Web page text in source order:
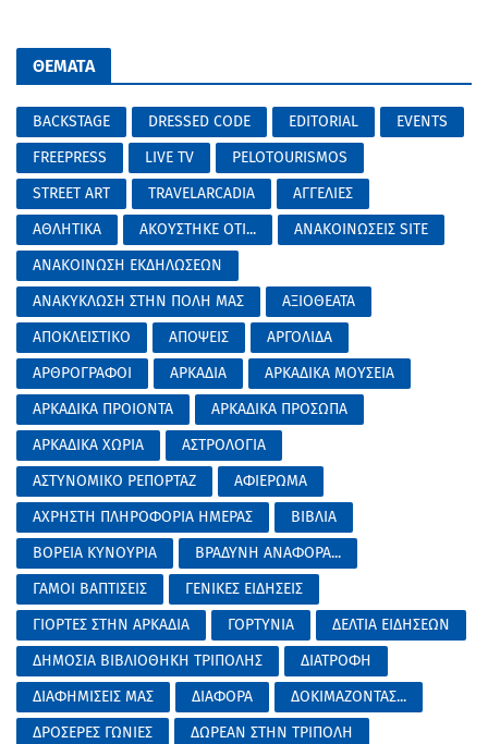
ΘΕΜΑΤΑ
BACKSTAGE DRESSED CODE EDITORIAL
EVENTS
FREEPRESS
LIVE TV
PELOTOURISMOS
STREET ART
TRAVELARCADIA
ΑΓΓΕΛΙΕΣ
ΑΘΛΗΤΙΚΑ
ΑΚΟΥΣΤΗΚΕ ΟΤΙ...
ΑΝΑΚΟΙΝΩΣΕΙΣ SITE
ΑΝΑΚΟΙΝΩΣΗ ΕΚΔΗΛΩΣΕΩΝ
ΑΝΑΚΥΚΛΩΣΗ ΣΤΗΝ ΠΟΛΗ ΜΑΣ
ΑΞΙΟΘΕΑΤΑ
ΑΠΟΚΛΕΙΣΤΙΚΟ
ΑΠΟΨΕΙΣ
ΑΡΓΟΛΙΔΑ
ΑΡΘΡΟΓΡΑΦΟΙ
ΑΡΚΑΔΙΑ
ΑΡΚΑΔΙΚΑ ΜΟΥΣΕΙΑ
ΑΡΚΑΔΙΚΑ ΠΡΟΙΟΝΤΑ
ΑΡΚΑΔΙΚΑ ΠΡΟΣΩΠΑ
ΑΡΚΑΔΙΚΑ ΧΩΡΙΑ
ΑΣΤΡΟΛΟΓΙΑ
ΑΣΤΥΝΟΜΙΚΟ ΡΕΠΟΡΤΑΖ
ΑΦΙΕΡΩΜΑ
ΑΧΡΗΣΤΗ ΠΛΗΡΟΦΟΡΙΑ ΗΜΕΡΑΣ
ΒΙΒΛΙΑ
ΒΟΡΕΙΑ ΚΥΝΟΥΡΙΑ
ΒΡΑΔΥΝΗ ΑΝΑΦΟΡΑ...
ΓΑΜΟΙ ΒΑΠΤΙΣΕΙΣ
ΓΕΝΙΚΕΣ ΕΙΔΗΣΕΙΣ
ΓΙΟΡΤΕΣ ΣΤΗΝ ΑΡΚΑΔΙΑ
ΓΟΡΤΥΝΙΑ
ΔΕΛΤΙΑ ΕΙΔΗΣΕΩΝ
ΔΗΜΟΣΙΑ ΒΙΒΛΙΟΘΗΚΗ ΤΡΙΠΟΛΗΣ
ΔΙΑΤΡΟΦΗ
ΔΙΑΦΗΜΙΣΕΙΣ ΜΑΣ
ΔΙΑΦΟΡΑ
ΔΟΚΙΜΑΖΟΝΤΑΣ...
ΔΡΟΣΕΡΕΣ ΓΩΝΙΕΣ
ΔΩΡΕΑΝ ΣΤΗΝ ΤΡΙΠΟΛΗ